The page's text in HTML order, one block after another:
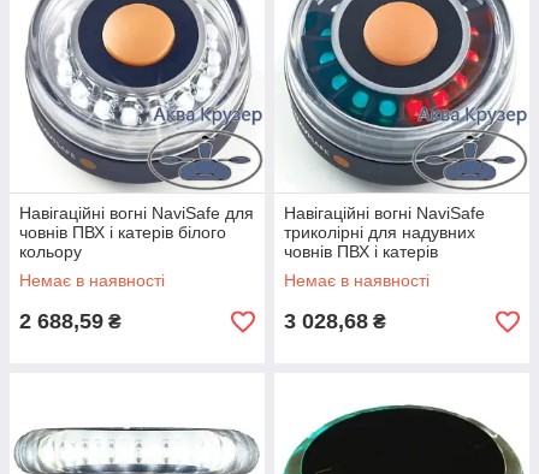
Навігаційні вогні NaviSafe для
човнів ПВХ і катерів білого
кольору
Немає в наявності
2 688,59 ₴
Навігаційні вогні NaviSafe
триколірні для надувних
човнів ПВХ і катерів
Немає в наявності
3 028,68 ₴